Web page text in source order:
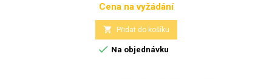
Cena
Cena na vyžádání
 Přidat do košíku
 Na objednávku